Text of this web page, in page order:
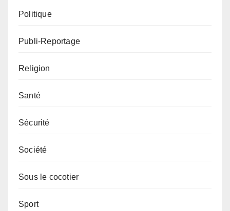
Politique
Publi-Reportage
Religion
Santé
Sécurité
Société
Sous le cocotier
Sport